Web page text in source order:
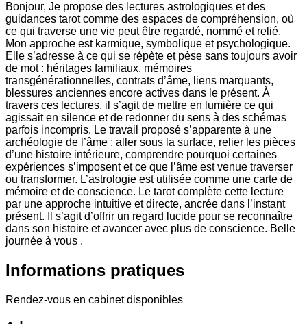
Bonjour, Je propose des lectures astrologiques et des
guidances tarot comme des espaces de compréhension, où
ce qui traverse une vie peut être regardé, nommé et relié.
Mon approche est karmique, symbolique et psychologique.
Elle s’adresse à ce qui se répète et pèse sans toujours avoir
de mot : héritages familiaux, mémoires
transgénérationnelles, contrats d’âme, liens marquants,
blessures anciennes encore actives dans le présent. À
travers ces lectures, il s’agit de mettre en lumière ce qui
agissait en silence et de redonner du sens à des schémas
parfois incompris. Le travail proposé s’apparente à une
archéologie de l’âme : aller sous la surface, relier les pièces
d’une histoire intérieure, comprendre pourquoi certaines
expériences s’imposent et ce que l’âme est venue traverser
ou transformer. L’astrologie est utilisée comme une carte de
mémoire et de conscience. Le tarot complète cette lecture
par une approche intuitive et directe, ancrée dans l’instant
présent. Il s’agit d’offrir un regard lucide pour se reconnaître
dans son histoire et avancer avec plus de conscience. Belle
journée à vous .
Informations pratiques
Rendez-vous en cabinet disponibles